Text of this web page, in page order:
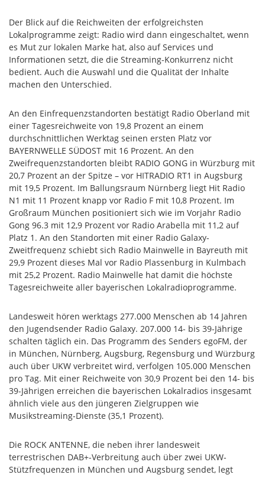
Der Blick auf die Reichweiten der erfolgreichsten
Lokalprogramme zeigt: Radio wird dann eingeschaltet, wenn
es Mut zur lokalen Marke hat, also auf Services und
Informationen setzt, die die Streaming-Konkurrenz nicht
bedient. Auch die Auswahl und die Qualität der Inhalte
machen den Unterschied.
An den Einfrequenzstandorten bestätigt Radio Oberland mit
einer Tagesreichweite von 19,8 Prozent an einem
durchschnittlichen Werktag seinen ersten Platz vor
BAYERNWELLE SÜDOST mit 16 Prozent. An den
Zweifrequenzstandorten bleibt RADIO GONG in Würzburg mit
20,7 Prozent an der Spitze – vor HITRADIO RT1 in Augsburg
mit 19,5 Prozent. Im Ballungsraum Nürnberg liegt Hit Radio
N1 mit 11 Prozent knapp vor Radio F mit 10,8 Prozent. Im
Großraum München positioniert sich wie im Vorjahr Radio
Gong 96.3 mit 12,9 Prozent vor Radio Arabella mit 11,2 auf
Platz 1. An den Standorten mit einer Radio Galaxy-
Zweitfrequenz schiebt sich Radio Mainwelle in Bayreuth mit
29,9 Prozent dieses Mal vor Radio Plassenburg in Kulmbach
mit 25,2 Prozent. Radio Mainwelle hat damit die höchste
Tagesreichweite aller bayerischen Lokalradioprogramme.
Landesweit hören werktags 277.000 Menschen ab 14 Jahren
den Jugendsender Radio Galaxy. 207.000 14- bis 39-Jährige
schalten täglich ein. Das Programm des Senders egoFM, der
in München, Nürnberg, Augsburg, Regensburg und Würzburg
auch über UKW verbreitet wird, verfolgen 105.000 Menschen
pro Tag. Mit einer Reichweite von 30,9 Prozent bei den 14- bis
39-Jährigen erreichen die bayerischen Lokalradios insgesamt
ähnlich viele aus den jüngeren Zielgruppen wie
Musikstreaming-Dienste (35,1 Prozent).
Die ROCK ANTENNE, die neben ihrer landesweit
terrestrischen DAB+-Verbreitung auch über zwei UKW-
Stützfrequenzen in München und Augsburg sendet, legt